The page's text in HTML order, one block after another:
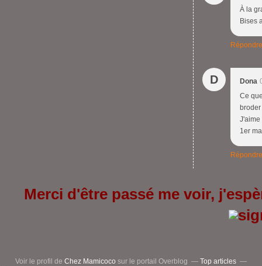
À la
Bises
Répondre
D Dona
Ce
J'aime
1er
Répondre
Merci d'être passé me voir,
Voir le profil de Chez Mamicoco sur le portail Overblog
Top articles